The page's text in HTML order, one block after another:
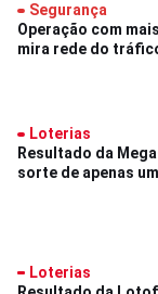
Segurança
Operação com
mira rede do
Loterias
Resultado da
sorte de apenas
Loterias